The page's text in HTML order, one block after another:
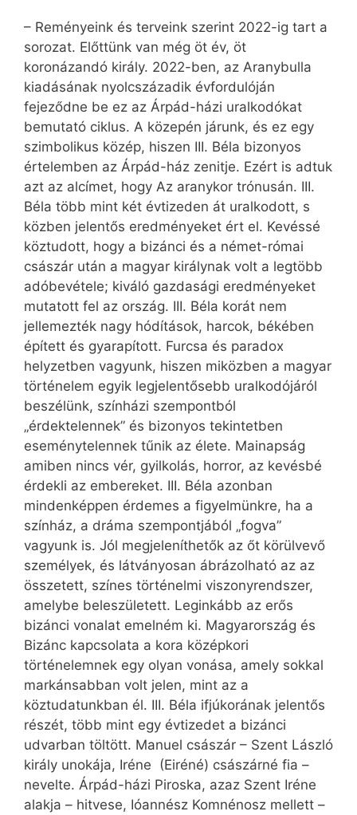
– Reményeink és terveink szerint 2022-ig tart a
sorozat. Előttünk van még öt év, öt
koronázandó király. 2022-ben, az Aranybulla
kiadásának nyolcszázadik évfordulóján
fejeződne be ez az Árpád-házi uralkodókat
bemutató ciklus. A közepén járunk, és ez egy
szimbolikus közép, hiszen III. Béla bizonyos
értelemben az Árpád-ház zenitje. Ezért is adtuk
azt az alcímet, hogy Az aranykor trónusán. III.
Béla több mint két évtizeden át uralkodott, s
közben jelentős eredményeket ért el. Kevéssé
köztudott, hogy a bizánci és a német-római
császár után a magyar királynak volt a legtöbb
adóbevétele; kiváló gazdasági eredményeket
mutatott fel az ország. III. Béla korát nem
jellemezték nagy hódítások, harcok, békében
épített és gyarapított. Furcsa és paradox
helyzetben vagyunk, hiszen miközben a magyar
történelem egyik legjelentősebb uralkodójáról
beszélünk, színházi szempontból
„érdektelennek” és bizonyos tekintetben
eseménytelennek tűnik az élete. Mainapság
amiben nincs vér, gyilkolás, horror, az kevésbé
érdekli az embereket. III. Béla azonban
mindenképpen érdemes a figyelmünkre, ha a
színház, a dráma szempontjából „fogva”
vagyunk is. Jól meg­jeleníthetők az őt körülvevő
személyek, és látványosan ábrázolható az az
összetett, színes történelmi viszonyrendszer,
amelybe beleszületett. Leginkább az erős
bizánci vonalat emelném ki. Magyarország és
Bizánc kapcsolata a kora középkori
történelemnek egy olyan vonása, amely sokkal
markánsabban volt jelen, mint az a
köztudatunkban él. III. Béla ifjúkorának jelentős
részét, több mint egy évtizedet a bizánci
udvarban töltött. Manuel császár – Szent László
király unokája, Iréne (Eiréné) császárné fia –
nevelte. Árpád-házi Piroska, azaz Szent Iréne
alakja – hitvese, Ióannész Komnénosz mellett –